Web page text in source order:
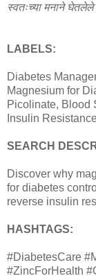
स्वतःच्या मनाने
LABELS:
Diabetes
Magnesium for
Picolinate, Blood
Insulin
SEARCH
Discover why
for diabetes
reverse insulin
HASHTAGS:
#DiabetesCare
#ZincForHealth